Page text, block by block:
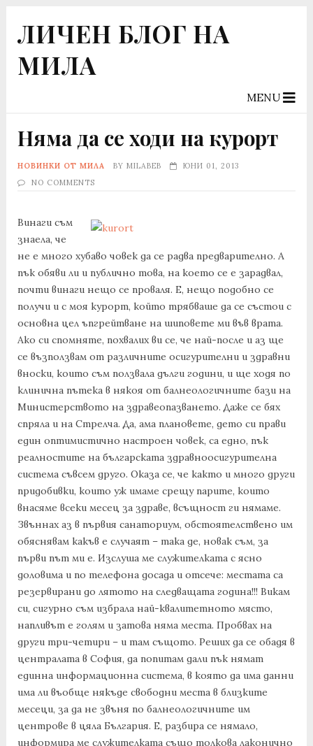
ЛИЧЕН БЛОГ НА
МИЛА
MENU
Няма да се ходи на курорт
НОВИНКИ ОТ МИЛА BY MILABEB
ЮНИ 01, 2013
NO COMMENTS
Винаги съм
знаела, че
не е много хубаво човек да се радва предварително. А
пък обяви ли и публично това, на което се е зарадвал,
почти винаги нещо се проваля. Е, нещо подобно се
получи и с моя курорт, който трябваше да се състои с
основна цел ъпгрейтване на шиповете ми във врата.
Ако си спомняте, похвалих ви се, че най-после и аз ще
се възползвам от различните осигурителни и здравни
вноски, които съм ползвала дълги години, и ще ходя по
клинична пътека в някоя от балнеологичните бази на
Министерството на здравеопазването. Даже се бях
спряла и на Стрелча. Да, ама плановете, дето си прави
един оптимистично настроен човек, са едно, пък
реалностите на българската здравноосигурителна
система съвсем друго. Оказа се, че както и много други
придобивки, които уж имаме срещу парите, които
внасяме всеки месец за здраве, всъщност ги нямаме.
Звъннах аз в първия санаториум, обстоятелствено им
обяснявам какъв е случаят – така де, новак съм, за
първи път ми е. Изслуша ме служителката с ясно
доловима и по телефона досада и отсече: местата са
резервирани до лятото на следващата година!!! Викам
си, сигурно съм избрала най-квалитетното място,
напливът е голям и затова няма места. Пробвах на
други три-четири – и там същото. Реших да се обадя в
централата в София, да попитам дали пък нямат
единна информационна система, в която да има данни
има ли въобще някъде свободни места в близките
месеци, за да не звъня по балнеологичните им
центрове в цяла България. Е, разбира се нямало,
информира ме служителката също толкова лаконично